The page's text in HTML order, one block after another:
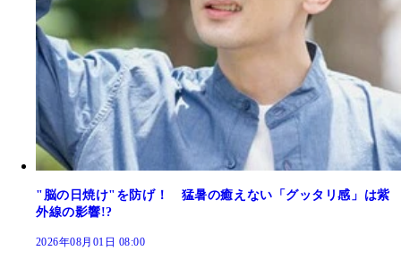
"脳の日焼け"を防げ！ 猛暑の癒えない「グッタリ感」は紫
外線の影響!?
2026年08月01日 08:00